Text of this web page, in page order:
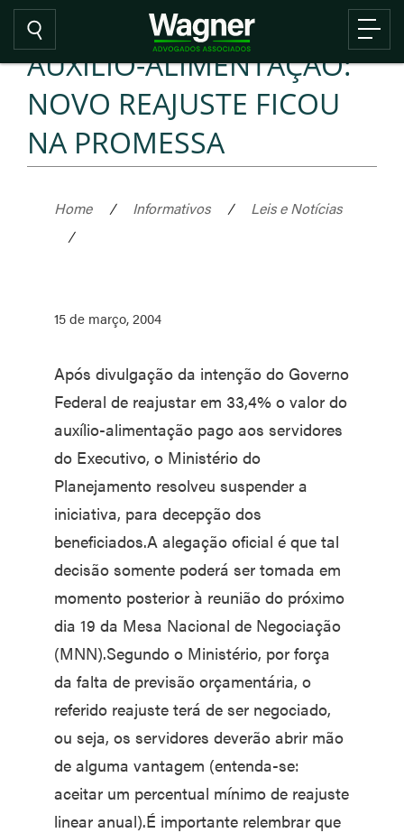
AUXÍLIO-ALIMENTAÇÃO:
NOVO REAJUSTE FICOU
NA PROMESSA
Home / Informativos /
Leis e Notícias
/
15 de março, 2004
Após divulgação da intenção do Governo
Federal de reajustar em 33,4% o valor do
auxílio-alimentação pago aos servidores
do Executivo, o Ministério do
Planejamento resolveu suspender a
iniciativa, para decepção dos
beneficiados.A alegação oficial é que tal
decisão somente poderá ser tomada em
momento posterior à reunião do próximo
dia 19 da Mesa Nacional de Negociação
(MNN).Segundo o Ministério, por força
da falta de previsão orçamentária, o
referido reajuste terá de ser negociado,
ou seja, os servidores deverão abrir mão
de alguma vantagem (entenda-se:
aceitar um percentual mínimo de reajuste
linear anual).É importante relembrar que